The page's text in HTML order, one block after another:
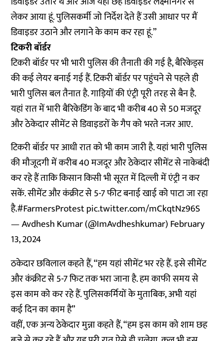
लेकर आया हूं. पुलिसकर्मी जो निर्देश देते हैं उसी आधार पर मैं
डिवाइडर उठाने और लगाने के काम कर रहा हूं.”
टिकरी बॉर्डर
टिकरी बॉर्डर पर भी भारी पुलिस की तैनाती की गई है, बैरिकेड्स
की कई लेयर बनाई गई हैं. टिकरी बॉर्डर पर पहुंचने से पहले ही
भारी पुलिस बल तैनात है. गाड़ियों की एंट्री पूरी तरह से बैन है.
यहां रात में भारी बैरिकेडिंग के बाद भी करीब 40 से 50 मजदूर
और ठेकेदार सीमेंट से डिवाइडरों के गैप को भरते नजर आए.
टिकरी बॉर्डर पर आधी रात को भी काम जारी है. यहां भारी पुलिस
की मौजूदगी में करीब 40 मजदूर और ठेकेदार सीमेंट से नाकेबंदी
कर रहे हैं ताकि किसान किसी भी सूरत में दिल्ली में एंट्री न कर
सकें. सीमेंट और कंक्रीट से 5-7 फीट बनाई खाई को पाटा जा रहा
है.#FarmersProtestpic.twitter.com/mCkqtNz96S
— Avdhesh Kumar (@ImAvdheshkumar)February
13, 2024
ठकेदार छविलाल कहते हैं, “हम यहां सीमेंट भर रहे हैं. इसे सीमेंट
और कंक्रीट से 5-7 फिट तक भरा जाना है. हम काफी समय से
इस काम को कर रहे हैं. पुलिसकर्मियों के मुताबिक, अभी यहां
कई दिन का काम है”
वहीं, एक अन्य ठेकेदार मुन्ना कहते हैं, “हम इस काम को शाम छह